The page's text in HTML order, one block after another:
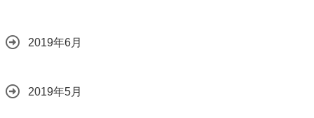
2019年6月
2019年5月